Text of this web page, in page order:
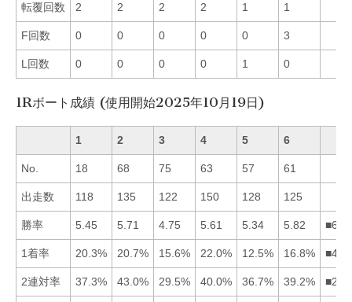
転覆回数 2 2 2 2 1 1
F回数 0 0 0 0 0 3
L回数 0 0 0 0 1 0
1Rボート成績 (使用開始2025年10月19日)
1 2 3 4 5 6
No. 18 68 75 63 57 61
出走数 118 135 122 150 128 125
勝率 5.45 5.71 4.75 5.61 5.34 5.82
1着率 20.3% 20.7% 15.6% 22.0% 12.5% 16.8%
2連対率 37.3% 43.0% 29.5% 40.0% 36.7% 39.2%